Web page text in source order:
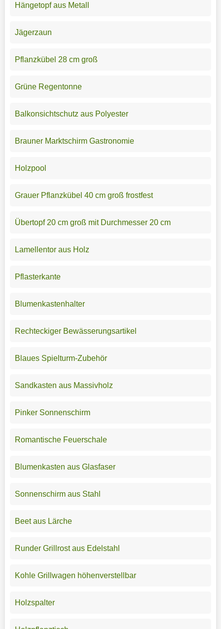
Hängetopf aus Metall
Jägerzaun
Pflanzkübel 28 cm groß
Grüne Regentonne
Balkonsichtschutz aus Polyester
Brauner Marktschirm Gastronomie
Holzpool
Grauer Pflanzkübel 40 cm groß frostfest
Übertopf 20 cm groß mit Durchmesser 20 cm
Lamellentor aus Holz
Pflasterkante
Blumenkastenhalter
Rechteckiger Bewässerungsartikel
Blaues Spielturm-Zubehör
Sandkasten aus Massivholz
Pinker Sonnenschirm
Romantische Feuerschale
Blumenkasten aus Glasfaser
Sonnenschirm aus Stahl
Beet aus Lärche
Runder Grillrost aus Edelstahl
Kohle Grillwagen höhenverstellbar
Holzspalter